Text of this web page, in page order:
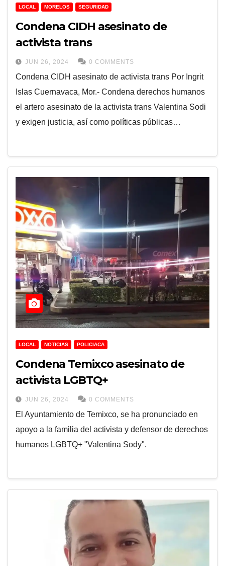
LOCAL MORELOS SEGURIDAD
Condena CIDH asesinato de
activista trans
JUN 26, 2024 0 COMMENTS
Condena CIDH asesinato de activista trans Por Ingrit
Islas Cuernavaca, Mor.- Condena derechos humanos
el artero asesinato de la activista trans Valentina Sodi
y exigen justicia, así como políticas públicas…
LOCAL NOTICIAS POLICIACA
Condena Temixco asesinato de
activista LGBTQ+
JUN 26, 2024 0 COMMENTS
El Ayuntamiento de Temixco, se ha pronunciado en
apoyo a la familia del activista y defensor de derechos
humanos LGBTQ+ "Valentina Sody".